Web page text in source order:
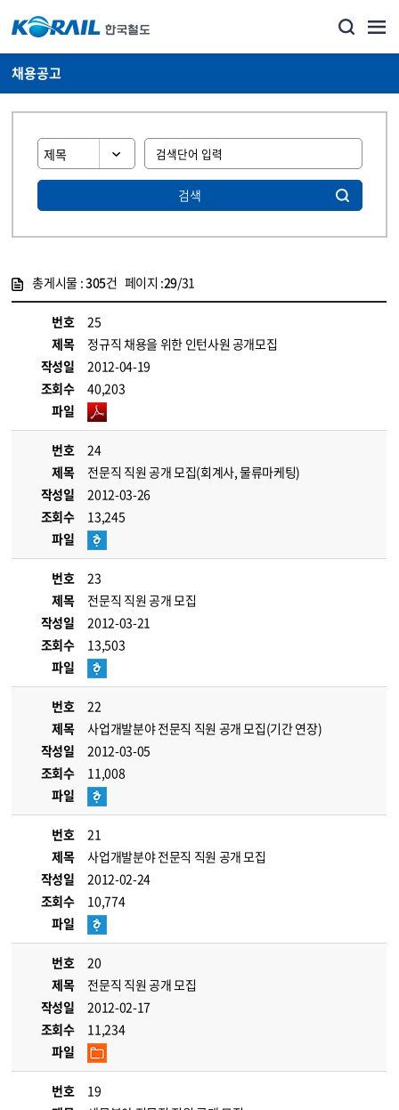
채용공고
검색
총게시물 :305건 페이지 :29/31
번호
25
제목
정규직 채용을 위한 인턴사원 공개모집
작성일
2012-04-19
조회수
40,203
파일
번호
24
제목
전문직 직원 공개 모집(회계사, 물류마케팅)
작성일
2012-03-26
조회수
13,245
파일
번호
23
제목
전문직 직원 공개 모집
작성일
2012-03-21
조회수
13,503
파일
번호
22
제목
사업개발분야 전문직 직원 공개 모집(기간 연장)
작성일
2012-03-05
조회수
11,008
파일
번호
21
제목
사업개발분야 전문직 직원 공개 모집
작성일
2012-02-24
조회수
10,774
파일
번호
20
제목
전문직 직원 공개 모집
작성일
2012-02-17
조회수
11,234
파일
번호
19